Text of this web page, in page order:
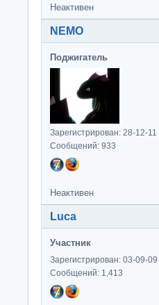
Неактивен
NEMO
Поджигатель
Зарегистрирован: 28-12-11
Сообщений: 933
Неактивен
Luca
Участник
Зарегистрирован: 03-09-09
Сообщений: 1,413